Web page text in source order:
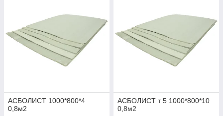
АСБОЛИСТ 1000*800*4
0,8м2
АСБОЛИСТ т 5 1000*800*10
0,8м2